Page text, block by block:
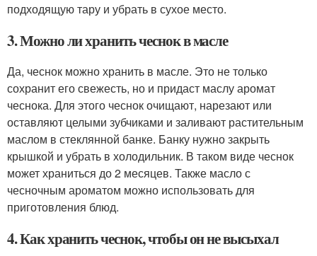
подходящую тару и убрать в сухое место.
3. Можно ли хранить чеснок в масле
Да, чеснок можно хранить в масле. Это не только
сохранит его свежесть, но и придаст маслу аромат
чеснока. Для этого чеснок очищают, нарезают или
оставляют целыми зубчиками и заливают растительным
маслом в стеклянной банке. Банку нужно закрыть
крышкой и убрать в холодильник. В таком виде чеснок
может храниться до 2 месяцев. Также масло с
чесночным ароматом можно использовать для
приготовления блюд.
4. Как хранить чеснок, чтобы он не высыхал